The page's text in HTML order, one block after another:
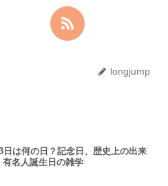
longjump
日は何の日？記念日、歴史上の出来
有名人誕生日の雑学